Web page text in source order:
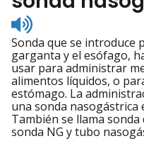
Listen
to
pronunciation
Sonda que se introduce
garganta y el esófago,
usar para administrar
alimentos líquidos, o
estómago. La
una sonda
También se llama
sonda NG y tubo